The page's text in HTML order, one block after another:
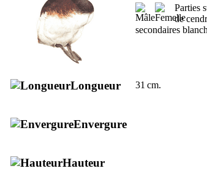
Parties
de
secondaires
Longueur 31 cm.
Envergure
Hauteur